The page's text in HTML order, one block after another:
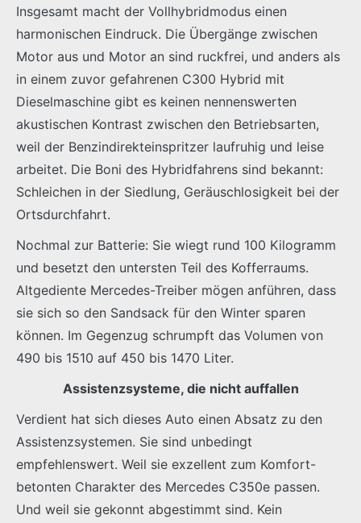
Insgesamt macht der Vollhybridmodus einen
harmonischen Eindruck. Die Übergänge zwischen
Motor aus und Motor an sind ruckfrei, und anders als
in einem zuvor gefahrenen C300 Hybrid mit
Dieselmaschine gibt es keinen nennenswerten
akustischen Kontrast zwischen den Betriebsarten,
weil der Benzindirekteinspritzer laufruhig und leise
arbeitet. Die Boni des Hybridfahrens sind bekannt:
Schleichen in der Siedlung, Geräuschlosigkeit bei der
Ortsdurchfahrt.
Nochmal zur Batterie: Sie wiegt rund 100 Kilogramm
und besetzt den untersten Teil des Kofferraums.
Altgediente Mercedes-Treiber mögen anführen, dass
sie sich so den Sandsack für den Winter sparen
können. Im Gegenzug schrumpft das Volumen von
490 bis 1510 auf 450 bis 1470 Liter.
Assistenzsysteme, die nicht auffallen
Verdient hat sich dieses Auto einen Absatz zu den
Assistenzsystemen. Sie sind unbedingt
empfehlenswert. Weil sie exzellent zum Komfort-
betonten Charakter des Mercedes C350e passen.
Und weil sie gekonnt abgestimmt sind. Kein